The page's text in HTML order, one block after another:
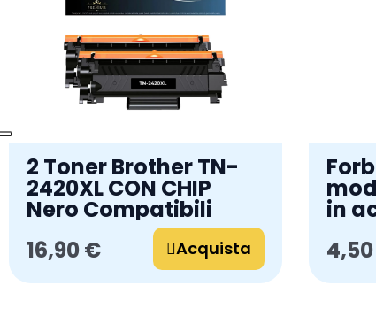
2 Toner Brother TN-
2420XL CON CHIP
Nero Compatibili
16,90 €
Acquista
in